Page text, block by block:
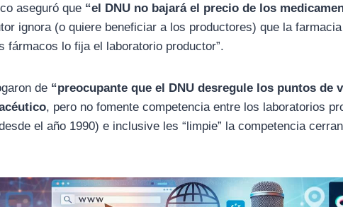
aseguró que “el DNU no bajará el precio de los
ignora (o quiere beneficiar a los productores) que la
fármacos lo fija el laboratorio productor”.
de “preocupante que el DNU desregule los puntos de
, pero no fomente competencia entre los laboratorios
el año 1990) e inclusive les “limpie” la competencia